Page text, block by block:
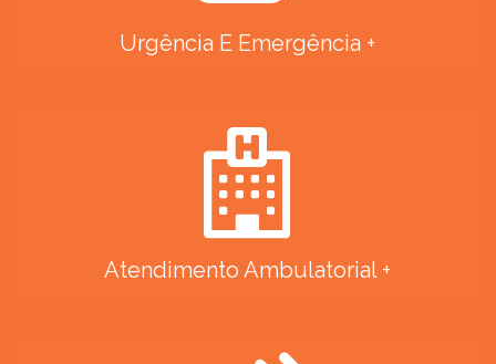
Urgência E Emergência +
Atendimento Ambulatorial +